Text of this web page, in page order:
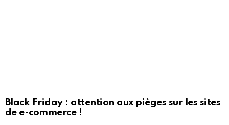
Black Friday : attention aux pièges sur les sites
de e-commerce !